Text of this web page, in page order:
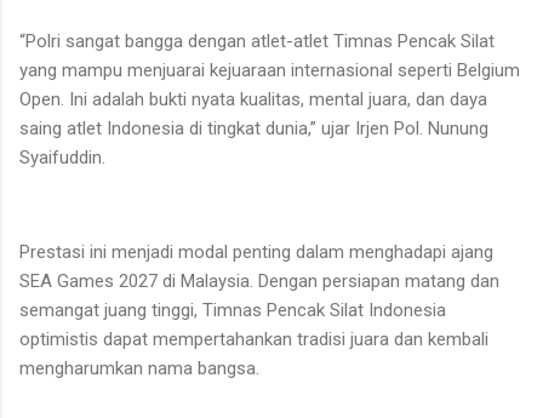
“Polri sangat bangga dengan atlet-atlet Timnas Pencak Silat
yang mampu menjuarai kejuaraan internasional seperti Belgium
Open. Ini adalah bukti nyata kualitas, mental juara, dan daya
saing atlet Indonesia di tingkat dunia,” ujar Irjen Pol. Nunung
Syaifuddin.
Prestasi ini menjadi modal penting dalam menghadapi ajang
SEA Games 2027 di Malaysia. Dengan persiapan matang dan
semangat juang tinggi, Timnas Pencak Silat Indonesia
optimistis dapat mempertahankan tradisi juara dan kembali
mengharumkan nama bangsa.